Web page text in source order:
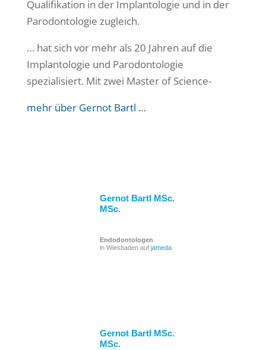
Qualifikation in der Implantologie und in der
Parodontologie zugleich.
… hat sich vor mehr als 20 Jahren auf die
Implantologie und Parodontologie
spezialisiert. Mit zwei Master of Science-
mehr über Gernot Bartl …
Gernot Bartl MSc.
MSc.
Endodontologen
in Wiesbaden auf jameda
Gernot Bartl MSc.
MSc.